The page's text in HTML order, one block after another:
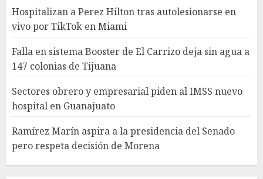
Hospitalizan a Perez Hilton tras autolesionarse en
vivo por TikTok en Miami
Falla en sistema Booster de El Carrizo deja sin agua a
147 colonias de Tijuana
Sectores obrero y empresarial piden al IMSS nuevo
hospital en Guanajuato
Ramírez Marín aspira a la presidencia del Senado
pero respeta decisión de Morena
4
AGOSTO 6, 2026
5
Ramírez Marín aspira a la
presidencia del Senado pero
AGOSTO 6, 2026
Detienen a persona por
intentar cobrar cheque falso